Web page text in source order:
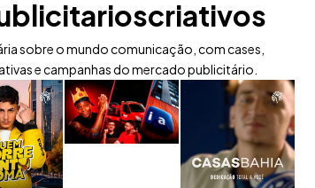
sobre o mundo comunicação, com cases,
e campanhas do mercado publicitário.